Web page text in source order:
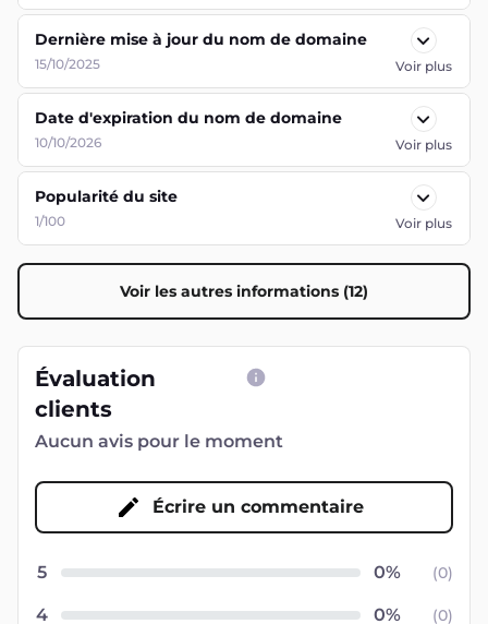
Dernière mise à jour du nom de domaine
15/10/2025 Voir plus
Date d'expiration du nom de domaine
10/10/2026 Voir plus
Popularité du site
1/100 Voir plus
Voir les autres informations (12)
Évaluation
clients
Aucun avis pour le moment
Écrire un commentaire
5 (0)
4 (0)